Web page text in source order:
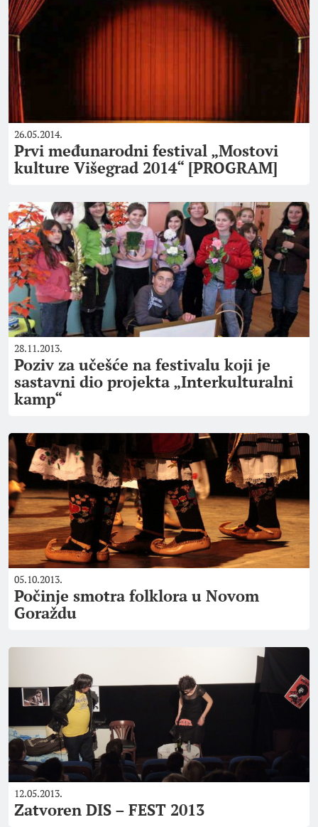
26.05.2014.
Prvi međunarodni festival „Mostovi
kulture Višegrad 2014“ [PROGRAM]
28.11.2013.
Poziv za učešće na festivalu koji je
sastavni dio projekta „Interkulturalni
kamp“
05.10.2013.
Počinje smotra folklora u Novom
Goraždu
12.05.2013.
Zatvoren DIS – FEST 2013